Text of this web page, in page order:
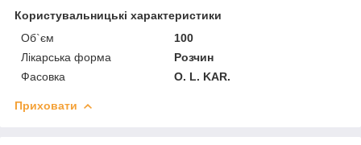
Користувальницькі характеристики
Об`єм
100
Лікарська форма
Розчин
Фасовка
О. L. KAR.
Приховати